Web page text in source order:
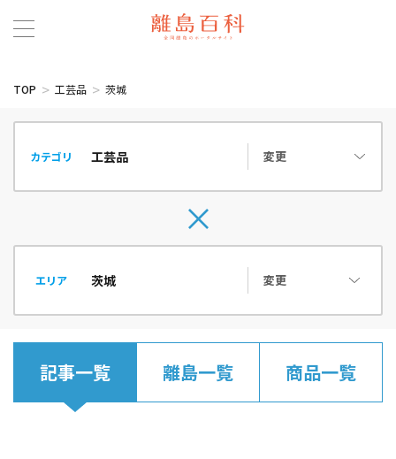
TOP 工芸品 茨城
カテゴリ 変更
エリア 変更
記事一覧 離島一覧 商品一覧